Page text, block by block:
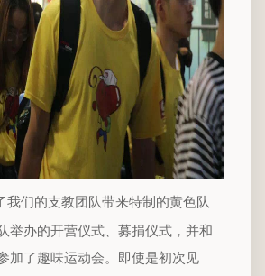
我们的支教团队带来特制的黄色队
举办的开营仪式、募捐仪式，并和
加了趣味运动会。即使是初次见